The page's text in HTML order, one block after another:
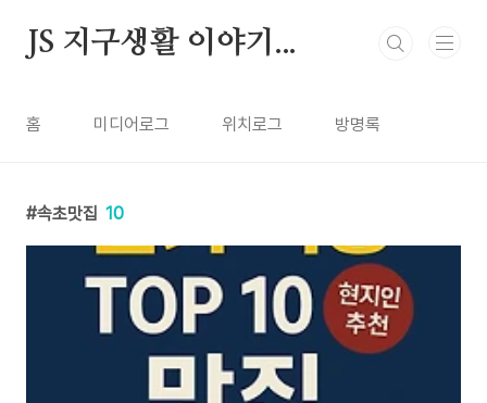
JS 지구생활 이야기...
홈 미디어로그 위치로그 방명록
속초맛집 10